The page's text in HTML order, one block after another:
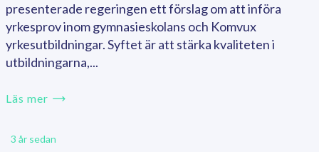
presenterade regeringen ett förslag om att införa
yrkesprov inom gymnasieskolans och Komvux
yrkesutbildningar. Syftet är att stärka kvaliteten i
utbildningarna,...
Läs mer
3 år sedan